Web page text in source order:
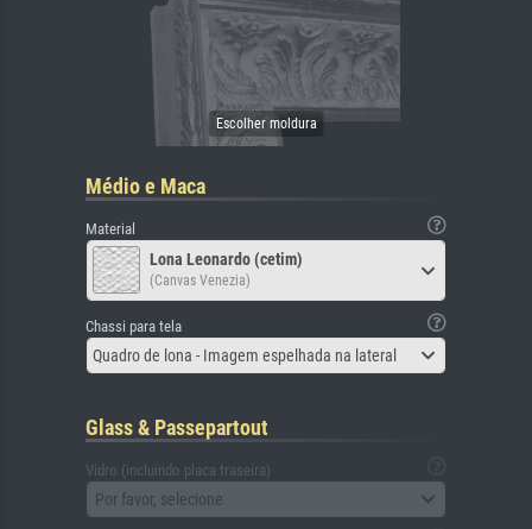
Médio e Maca
Material
Lona Leonardo (cetim)
(Canvas Venezia)
Chassi para tela
Quadro de lona - Imagem espelhada na lateral
Glass & Passepartout
Vidro (incluindo placa traseira)
Por favor, selecione